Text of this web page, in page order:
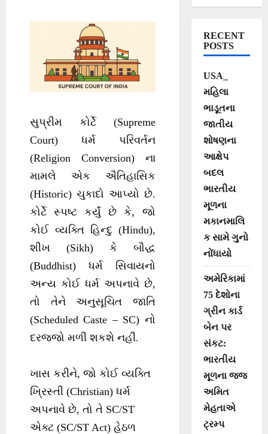
સુપ્રીમ કોર્ટે (Supreme
Court) ધર્મ પરિવર્તન
(Religion Conversion) ના
મામલે એક ઐતિહાસિક
(Historic) ચુકાદો આપ્યો છે.
કોર્ટે સ્પષ્ટ કર્યું છે કે, જો
કોઈ વ્યક્તિ હિન્દુ (Hindu),
શીખ (Sikh) કે બૌદ્ધ
(Buddhist) ધર્મ સિવાયનો
અન્ય કોઈ ધર્મ અપનાવે છે,
તો તેને અનુસૂચિત જાતિ
(Scheduled Caste – SC) નો
દરજ્જો મળી શકશે નહીં.
ખાસ કરીને, જો કોઈ વ્યક્તિ
ખ્રિસ્તી (Christian) ધર્મ
અપનાવે છે, તો તે SC/ST
એક્ટ (SC/ST Act) હેઠળ
RECENT
POSTS
USA_
મહિલા
ભાડૂતના
જાતીય
શોષણના
આક્ષેપ
બદલ
ભારતીય
મૂળના
મકાનમાલિ
ક સામે ગુનો
નોંધાયો
અમેરિકામાં
75 દેશોના
ગ્રીન કાર્ડ
બેન પર
સંકટ:
ભારતીય
મૂળના જજ
અમિત
મેહતાએ
ટ્રમ્પ